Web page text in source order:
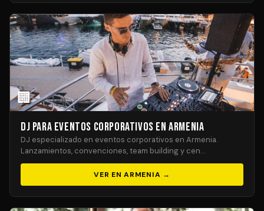
🏢
DJ para Eventos Corporativos en Armenia
DJ especializado en eventos corporativos en Armenia.
Lanzamientos, convenciones, team building y cen…
VER EN ARMENIA →